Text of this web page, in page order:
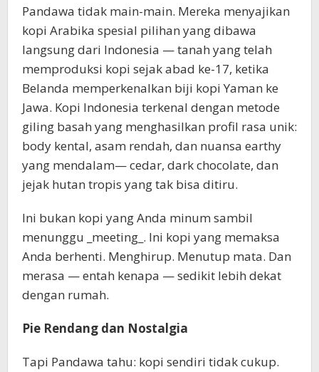
Pandawa tidak main-main. Mereka menyajikan
kopi Arabika spesial pilihan yang dibawa
langsung dari Indonesia — tanah yang telah
memproduksi kopi sejak abad ke-17, ketika
Belanda memperkenalkan biji kopi Yaman ke
Jawa. Kopi Indonesia terkenal dengan metode
giling basah yang menghasilkan profil rasa unik:
body kental, asam rendah, dan nuansa earthy
yang mendalam— cedar, dark chocolate, dan
jejak hutan tropis yang tak bisa ditiru.
Ini bukan kopi yang Anda minum sambil
menunggu _meeting_. Ini kopi yang memaksa
Anda berhenti. Menghirup. Menutup mata. Dan
merasa — entah kenapa — sedikit lebih dekat
dengan rumah.
Pie Rendang dan Nostalgia
Tapi Pandawa tahu: kopi sendiri tidak cukup.